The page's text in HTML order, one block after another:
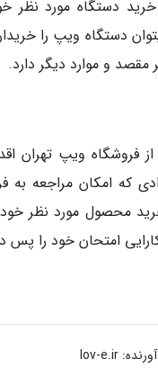
دستگاه مورد نظر
مقصد و موارد دیگر دارد.
فروشگاه ویپ تهران
که امکان مراجعه به
محصول مورد نظر خود
امتحان خود را پس
lov-e.ir